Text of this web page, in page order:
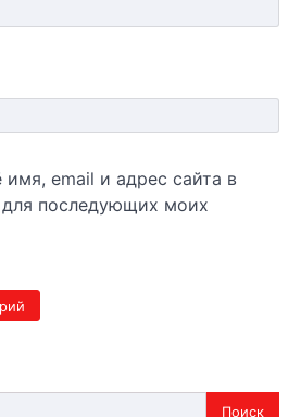
email и адрес сайта в
для последующих моих